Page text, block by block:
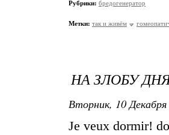
Рубрики: бредогенератор
Метки: так и живём
НА ЗЛОБУ
Вторник, 10
Je veux dormir!